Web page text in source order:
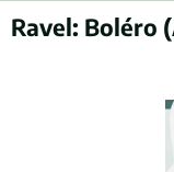
Ravel: Boléro